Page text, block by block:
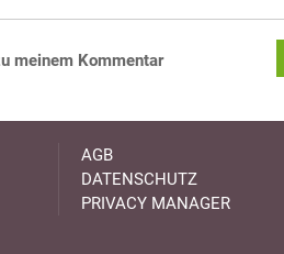
meinem Kommentar
AGB
DATENSCHUTZ
PRIVACY MANAGER